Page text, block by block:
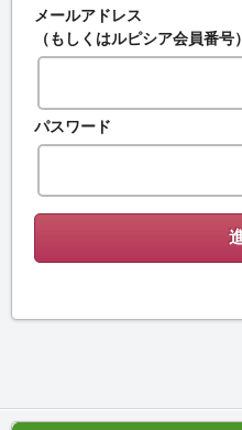
メールアドレス
（もしくはルピシア会員番号）
パスワード